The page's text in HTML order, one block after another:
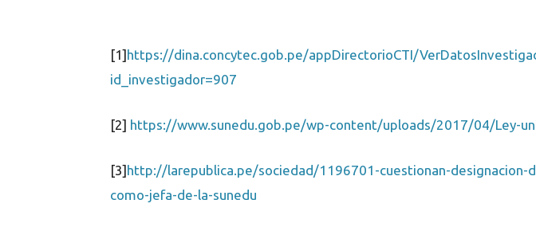
[1]https://dina.concytec.gob.pe/appDirectorioCTI/
id_investigador=907
[2] https://www.sunedu.gob.pe/wp-content/uploads/2017/04/Ley-
[3]http://larepublica.pe/sociedad/1196701-cuestionan-designacion-
como-jefa-de-la-sunedu